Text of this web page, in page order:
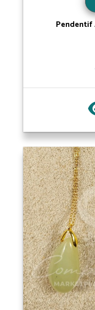
Pendentif